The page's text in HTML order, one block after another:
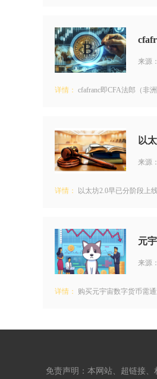
来源
详情： cfafranc即CFA法郎（非
以
来源
详情： 以太坊2.0早已分阶段上
元
来源
详情： 购买元宇宙数字货币需
免责声明：本网站、超链接